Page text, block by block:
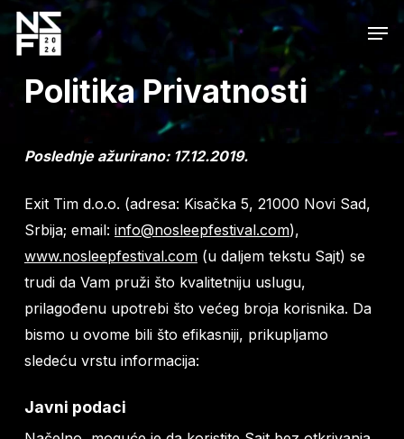
Skip
to
contentPolitika Privatnosti
Poslednje ažurirano: 17.12.2019.
Exit Tim d.o.o. (adresa: Kisačka 5, 21000 Novi Sad,
Srbija; email: info@nosleepfestival.com),
www.nosleepfestival.com(u daljem tekstu Sajt) se
trudi da Vam pruži što kvalitetniju uslugu,
prilagođenu upotrebi što većeg broja korisnika. Da
bismo u ovome bili što efikasniji, prikupljamo
sledeću vrstu informacija:
Javni podaci